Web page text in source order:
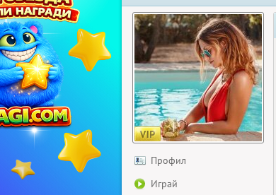
djagi.com
НАЧАЛО
Профил
Играй